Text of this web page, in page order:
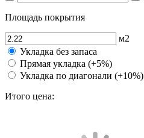
Площадь покрытия
м2
Укладка без запаса
Прямая укладка (+5%)
Укладка по диагонали (+10%)
Итого цена: